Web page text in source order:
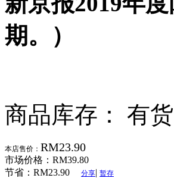
期。）
商品库存： 有货
本店售价： RM23.90
市场价格： RM39.80
节省： RM23.90 分享| 暂存